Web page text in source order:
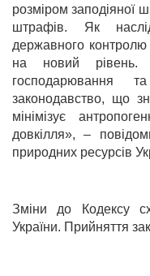
розміром заподіяної
штрафів. Як
державного
на новий рівень.
господарювання
законодавство, що
мінімізує
довкілля», –
природних ресурсів
Зміни до Кодексу
України. Прийняття